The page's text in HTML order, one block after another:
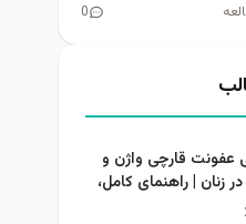
0
عفونت قارچی واژن و
زنان | راهنمای کامل،